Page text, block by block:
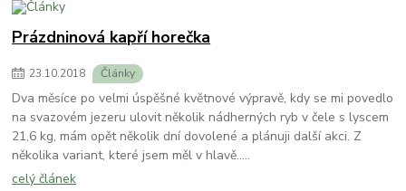
Prázdninová kapří horečka
23.10.2018 Články
Dva měsíce po velmi úspěšné květnové výpravě, kdy se mi povedlo
na svazovém jezeru ulovit několik nádherných ryb v čele s lyscem
21,6 kg, mám opět několik dní dovolené a plánuji další akci. Z
několika variant, které jsem měl v hlavě.....
celý článek